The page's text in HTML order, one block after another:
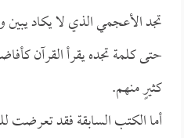
تجد الأعجمي الذي لا يكاد
حتى كلمة تجده يقرأ القرآن
كثيرٍ منهم.
أما الكتب السابقة فقد تعرضت